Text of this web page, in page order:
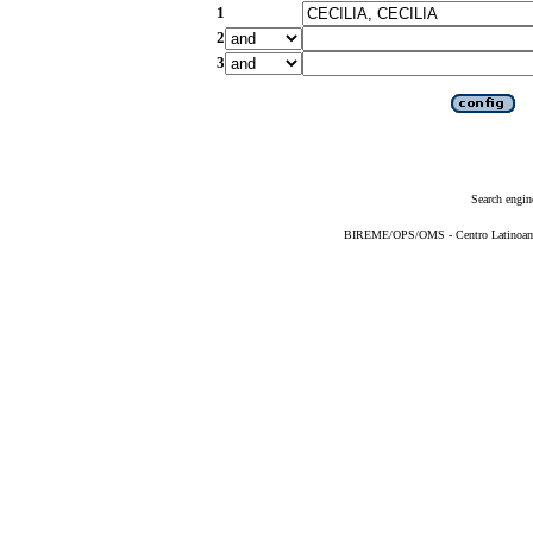
1
2
3
Search
BIREME/OPS/OMS - Centro